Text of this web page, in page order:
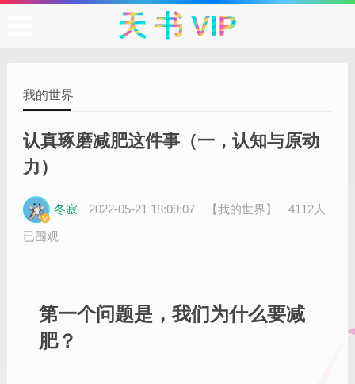
天 书 VIP
我的世界
认真琢磨减肥这件事（一，认知与原动
力）
冬寂 2022-05-21 18:09:07 【我的世界】
4112人
已围观
第一个问题是，我们为什么要减
肥？